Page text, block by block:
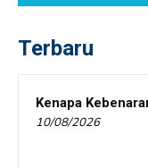
Terbaru
Kenapa
10/08/2026